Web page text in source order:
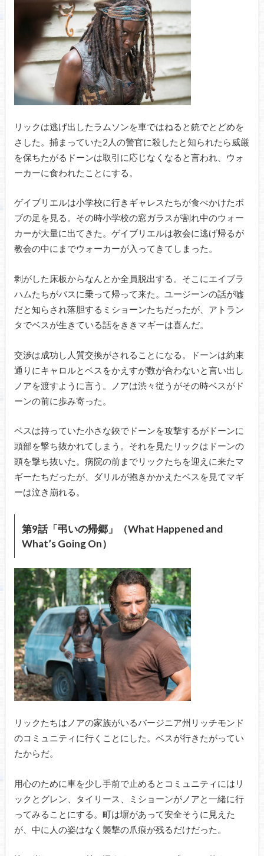
リックは逃げ出したラムソンを車ではねると銃でとどめを
さした。捕まっていた2人の警官に殺したと知られたら威厳
を保ちたがるドーンは取引に応じなくなると言われ、ウォ
ーカーに食われたことにする。
ゲイブリエルは小学校に行きギャレスたちが食べかけたボ
ブの足を見る。その時小学校の窓ガラスが割れ中のウォー
カーが大量に出てきた。ゲイブリエルは教会に逃げ帰るが
教会の中にまでウォーカーが入ってきてしまった。
剥がした床板からなんとか全員脱出する。そこにエイブラ
ハムたちがバスに乗って帰って来た。ユージーンの話が嘘
だと知らされ落胆するミショーンたちだったが、アトラン
タでベスが生きている話をききマギーは喜んだ。
交渉は成功し人質交換がされることになる。ドーンは約束
通りにキャロルとベスをかえすが数が合わないと言い出し
ノアを渡すように言う。ノアは渋々従うがその時ベスがド
ーンの前に歩み寄った。
ベスは持っていた小さな鋏でドーンを攻撃するがドーンに
頭部を撃ち抜かれてしまう。それを見たリックはドーンの
頭を撃ち抜いた。病院の前までリックたちを迎えに来たマ
ギーたちだったが、ダリルが抱きかかえたベスを見てマギ
ーは泣き崩れる。
第9話「弔いの帰郷」（What Happened and
What’s Going On）
リックたちはノアの家族がいるバージニア州リッチモンド
のコミュニティに行くことにした。ベスが行きたがってい
たからだ。
用心のために車を少し手前で止めるとコミュニティにはリ
ックとグレン、タイリース、ミショーンがノアと一緒に行
ってみることにする。町は塀があって安全そうに見えた
が、中に人の姿はなく襲撃の爪痕が残るだけだった。